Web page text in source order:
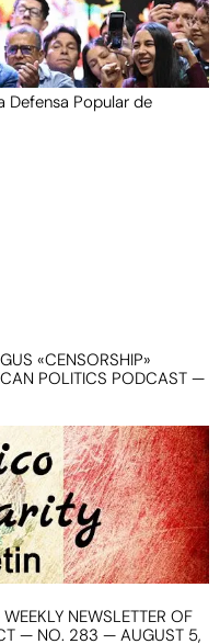
Defensa Popular de
«CENSORSHIP»
POLITICS PODCAST —
NEWSLETTER OF
— NO. 283 — AUGUST 5,